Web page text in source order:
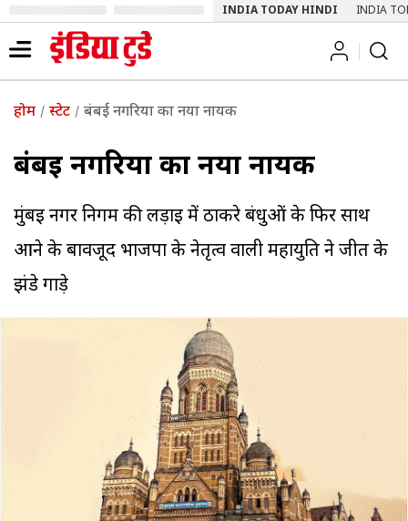
INDIA TODAY HINDI INDIA
होम स्टेट बंबई नगरिया का नया नायक
बंबई नगरिया का नया नायक
मुंबई नगर निगम की लड़ाई में ठाकरे बंधुओं के फिर साथ
आने के बावजूद भाजपा के नेतृत्व वाली महायुति ने जीत के
झंडे गाड़े